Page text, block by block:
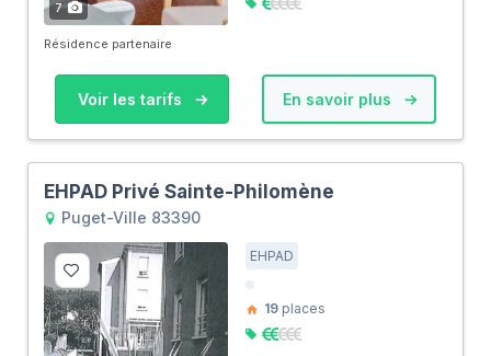
7
Résidence partenaire
Voir les tarifs En savoir plus
EHPAD Privé Sainte-Philomène
Puget-Ville 83390
EHPAD
19 places